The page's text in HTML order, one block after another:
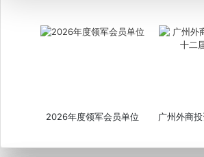
2026年度领军会员单位
广州外商